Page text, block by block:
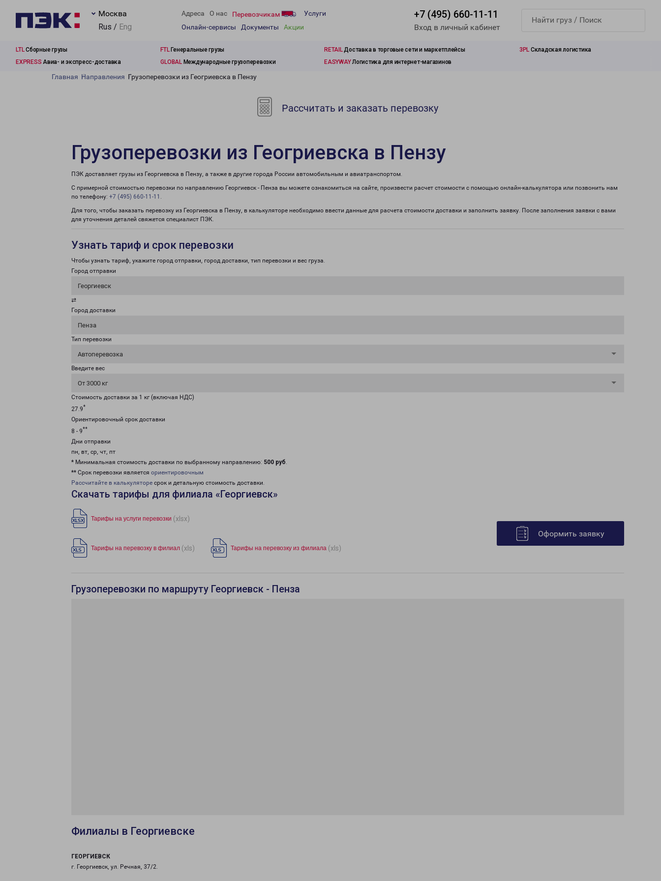
Москва
Rus / Eng
Адреса О нас Перевозчикам
Услуги
Онлайн-сервисы
Документы Акции
+7 (495) 660-11-11
Вход в личный кабинет
LTLСборные грузы FTLГенеральные грузы RETAILДоставка в торговые сети и маркетплейсы 3PL Складская логистика
EXPRESS Авиа- и экспресс-доставка GLOBALМеждународные грузоперевозки EASYWAYЛогистика для интернет-магазинов
Главная Направления Грузоперевозки из Геогриевска в Пензу
Рассчитать и заказать перевозку
Грузоперевозки из Геогриевска в Пензу
ПЭК доставляет грузы из Георгиевска в Пензу, а также в другие города России автомобильным и авиатранспортом.
С примерной стоимостью перевозки по направлению Георгиевск - Пенза вы можете ознакомиться на сайте, произвести расчет стоимости с помощью онлайн-калькулятора или позвонить нам
по телефону: +7 (495) 660-11-11 .
Для того, чтобы заказать перевозку из Георгиевска в Пензу, в калькуляторе необходимо ввести данные для расчета стоимости доставки и заполнить заявку. После заполнения заявки с вами
для уточнения деталей свяжется специалист ПЭК.
Узнать тариф и срок перевозки
Чтобы узнать тариф, укажите город отправки, город доставки, тип перевозки и вес груза.
Город отправки
Георгиевск
⇄
Город доставки
Пенза
Тип перевозки
Автоперевозка
Введите вес
От 3000 кг
Стоимость доставки за 1 кг (включая НДС)
27.9*
Ориентировочный срок доставки
8 - 9**
Дни отправки
пн, вт, ср, чт, пт
* Минимальная стоимость доставки по выбранному направлению: 500 руб.
** Срок перевозки является ориентировочным
Рассчитайте в калькуляторе срок и детальную стоимость доставки.
Скачать тарифы для филиала «Георгиевск»
Тарифы на услуги перевозки (xlsx)
Тарифы на перевозку в филиал (xls) Тарифы на перевозку из филиала (xls)
Оформить заявку
Грузоперевозки по маршруту Георгиевск - Пенза
Филиалы в Георгиевске
ГЕОРГИЕВСК
г. Георгиевск, ул. Речная, 37/2.